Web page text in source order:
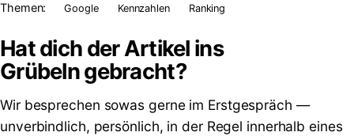
Themen: Google Kennzahlen Ranking
Hat dich der Artikel ins
Grübelngebracht?
Wir besprechen sowas gerne im Erstgespräch —
unverbindlich, persönlich, in der Regel innerhalb eines